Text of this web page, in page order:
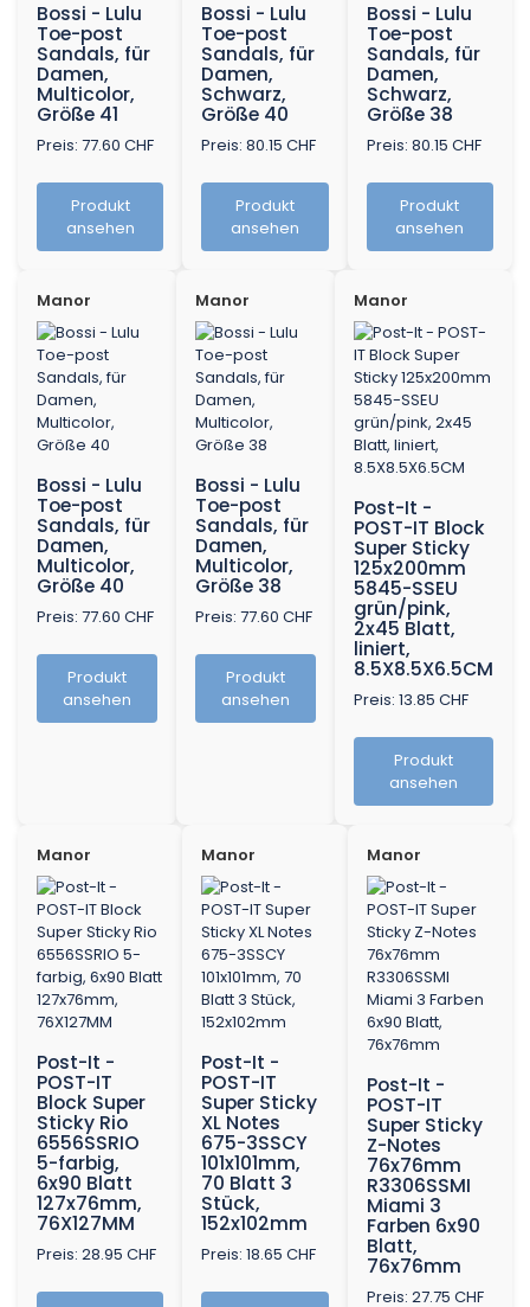
Bossi - Lulu
Toe-post
Sandals, für
Damen,
Multicolor,
Größe 41
Preis: 77.60 CHF
Produkt
ansehen
Bossi - Lulu
Toe-post
Sandals, für
Damen,
Schwarz,
Größe 40
Preis: 80.15 CHF
Produkt
ansehen
Bossi - Lulu
Toe-post
Sandals, für
Damen,
Schwarz,
Größe 38
Preis: 80.15 CHF
Produkt
ansehen
Manor
Bossi - Lulu
Toe-post
Sandals, für
Damen,
Multicolor,
Größe 40
Preis: 77.60 CHF
Produkt
ansehen
Manor
Bossi - Lulu
Toe-post
Sandals, für
Damen,
Multicolor,
Größe 38
Preis: 77.60 CHF
Produkt
ansehen
Manor
Post-It -
POST-IT Block
Super Sticky
125x200mm
5845-SSEU
grün/pink,
2x45 Blatt,
liniert,
8.5X8.5X6.5CM
Preis: 13.85 CHF
Produkt
ansehen
Manor
Post-It -
POST-IT
Block Super
Sticky Rio
6556SSRIO
5-farbig,
6x90 Blatt
127x76mm,
76X127MM
Preis: 28.95 CHF
Manor
Post-It -
POST-IT
Super Sticky
XL Notes
675-3SSCY
101x101mm,
70 Blatt 3
Stück,
152x102mm
Preis: 18.65 CHF
Manor
Post-It -
POST-IT
Super Sticky
Z-Notes
76x76mm
R3306SSMI
Miami 3
Farben 6x90
Blatt,
76x76mm
Preis: 27.75 CHF